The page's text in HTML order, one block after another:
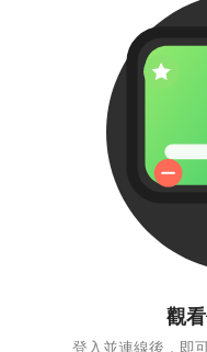
觀
登入並連線後，即